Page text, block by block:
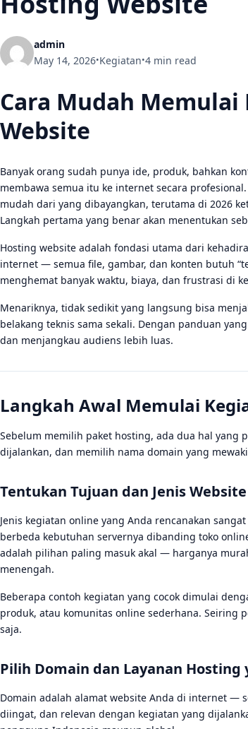
admin
May 14, 2026•Kegiatan•4 min read
Cara Mudah
Website
Banyak orang sudah punya ide, produk, bahkan
membawa semua itu ke internet secara
mudah dari yang dibayangkan, terutama di 2026
Langkah pertama yang benar akan menentukan
Hosting website adalah fondasi utama dari
internet — semua file, gambar, dan konten butuh
menghemat banyak waktu, biaya, dan frustrasi di
Menariknya, tidak sedikit yang langsung bisa
belakang teknis sama sekali. Dengan panduan
dan menjangkau audiens lebih luas.
Langkah Awal Memulai
Sebelum memilih paket hosting, ada dua hal
dijalankan, dan memilih nama domain yang
Tentukan Tujuan dan Jenis
Jenis kegiatan online yang Anda rencanakan
berbeda kebutuhan servernya dibanding toko
adalah pilihan paling masuk akal — harganya
menengah.
Beberapa contoh kegiatan yang cocok dimulai
produk, atau komunitas online sederhana. Seiring
saja.
Pilih Domain dan Layanan Hosting
Domain adalah alamat website Anda di internet —
diingat, dan relevan dengan kegiatan yang